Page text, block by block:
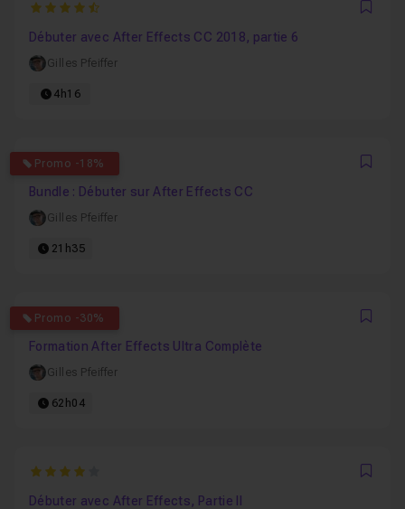
4.6666666666667
Débuter avec After Effects CC 2018, partie 6
Gilles Pfeiffer
4h16
Promo -18%
4.25
Bundle : Débuter sur After Effects CC
Gilles Pfeiffer
21h35
Promo -30%
4.4722222222222
Formation After Effects Ultra Complète
Gilles Pfeiffer
62h04
4
Débuter avec After Effects, Partie II